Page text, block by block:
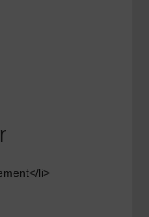
li>